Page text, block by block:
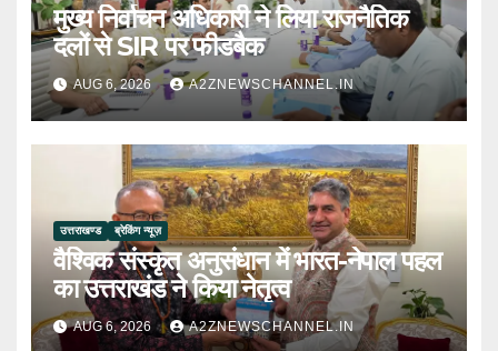
मुख्य निर्वाचन अधिकारी ने लिया राजनैतिक
दलों से SIR पर फीडबैक
AUG 6, 2026 A2ZNEWSCHANNEL.IN
उत्तराखण्ड ब्रेकिंग न्यूज़
वैश्विक संस्कृत अनुसंधान में भारत-नेपाल पहल
का उत्तराखंड ने किया नेतृत्व
AUG 6, 2026 A2ZNEWSCHANNEL.IN